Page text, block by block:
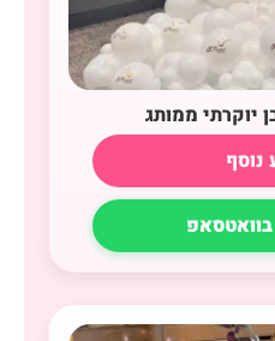
יוקרתי ממותג
נוסף